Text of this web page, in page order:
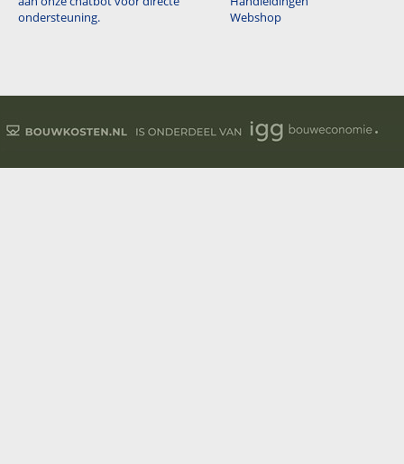
ondersteuning.
Webshop